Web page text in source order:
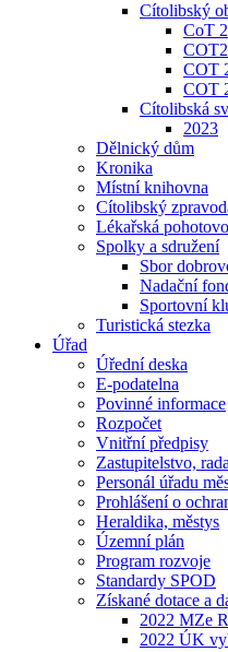
Cítolibský
CoT
COT
COT
Cítolibská
2023
Dělnický dům
Kronika
Místní knihovna
Cítolibský
Lékařská
Spolky a sdružení
Sbor
Nadační
Sportovní
Turistická stezka
Úřad
Úřední deska
E-podatelna
Povinné informace
Rozpočet
Vnitřní předpisy
Zastupitelstvo, rada
Personál úřadu
Prohlášení o
Heraldika, městys
Územní plán
Program rozvoje
Standardy SPOD
Získané dotace a
2022 MZe
2022 ÚK